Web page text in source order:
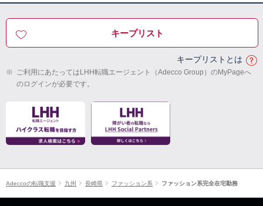
キープリスト
キープリストとは
※ ご利用にあたってはLHH転職エージェント（Adecco Group）のMyPageへ
のログインが必要です。
Adeccoの転職支援 九州 長崎県 ファッション系 ファッション系完全在宅勤務